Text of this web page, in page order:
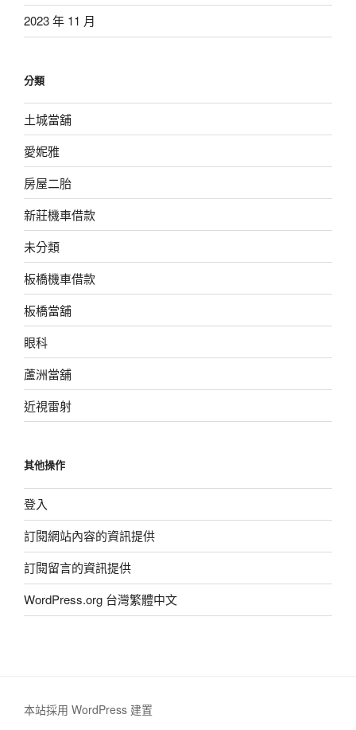
2023 年 11 月
分類
土城當舖
愛妮雅
房屋二胎
新莊機車借款
未分類
板橋機車借款
板橋當舖
眼科
蘆洲當舖
近視雷射
其他操作
登入
訂閱網站內容的資訊提供
訂閱留言的資訊提供
WordPress.org 台灣繁體中文
本站採用 WordPress 建置